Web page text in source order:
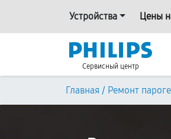
Устройства Цены
Сервисный центр
Главная / Ремонт